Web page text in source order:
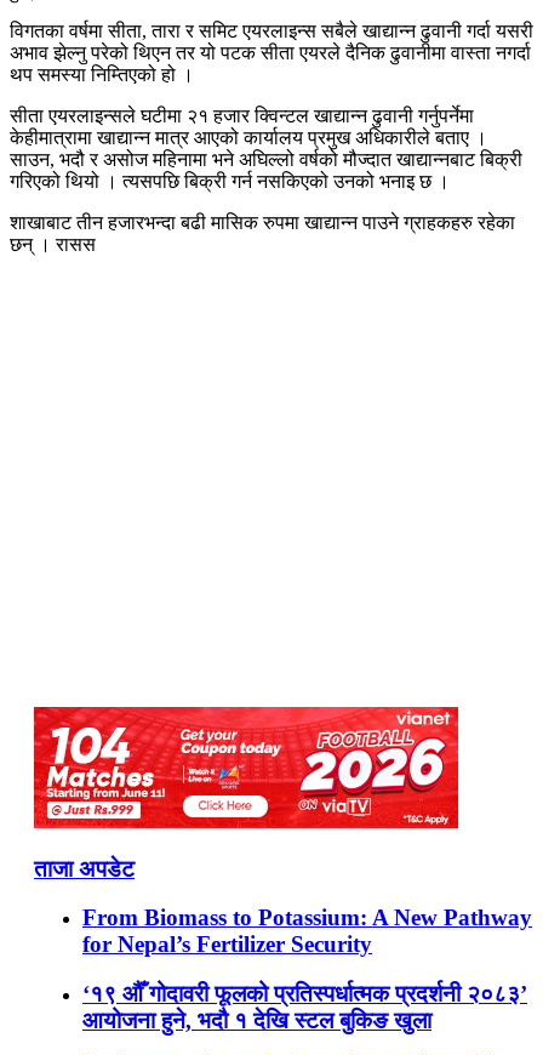
विगतका वर्षमा सीता, तारा र समिट एयरलाइन्स सबैले खाद्यान्न ढुवानी गर्दा यसरी
अभाव झेल्नु परेको थिएन तर यो पटक सीता एयरले दैनिक ढुवानीमा वास्ता नगर्दा
थप समस्या निम्तिएको हो ।
सीता एयरलाइन्सले घटीमा २१ हजार क्विन्टल खाद्यान्न ढुवानी गर्नुपर्नेमा
केहीमात्रामा खाद्यान्न मात्र आएको कार्यालय प्रमुख अधिकारीले बताए ।
साउन, भदौ र असोज महिनामा भने अघिल्लो वर्षको मौज्दात खाद्यान्नबाट बिक्री
गरिएको थियो । त्यसपछि बिक्री गर्न नसकिएको उनको भनाइ छ ।
शाखाबाट तीन हजारभन्दा बढी मासिक रुपमा खाद्यान्न पाउने ग्राहकहरु रहेका
छन् । रासस
ताजा अपडेट
From Biomass to Potassium: A New Pathway
for Nepal’s Fertilizer Security
‘१९ औँ गोदावरी फूलको प्रतिस्पर्धात्मक प्रदर्शनी २०८३’
आयोजना हुने, भदौ १ देखि स्टल बुकिङ खुला